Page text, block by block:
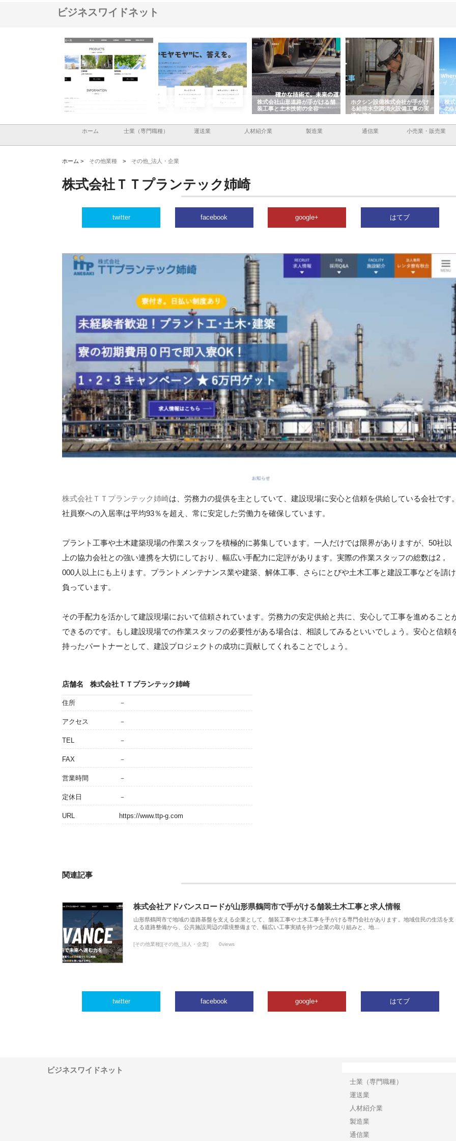
ビジネスワイドネット
みを徹底解説
株式会社山形道路が手がける舗
ホクシン設備株式会社が手がけ
る給排水空調消火設備工事の実
績と強み
株式会社東京シー・エム・シー
のGISインフラ管理システム導
入メリット
株
か
由
ホーム 士業（専門職種） 運送業 人材紹介業 製造業 通信業 小売業・販売業
ホーム > その他業種 > その他_法人・企業
株式会社ＴＴプランテック姉崎
twitter facebook google+ はてブ
株式会社ＴＴプランテック姉崎は、労務力の提供を主としていて、建設現場に安心と信頼を供給している会社です。
社員寮への入居率は平均93％を超え、常に安定した労働力を確保しています。
プラント工事や土木建築現場の作業スタッフを積極的に募集しています。一人だけでは限界がありますが、50社以
上の協力会社との強い連携を大切にしており、幅広い手配力に定評があります。実際の作業スタッフの総数は2，
000人以上にも上ります。プラントメンテナンス業や建築、解体工事、さらにとびや土木工事と建設工事などを請け
負っています。
その手配力を活かして建設現場において信頼されています。労務力の安定供給と共に、安心して工事を進めること
できるのです。もし建設現場での作業スタッフの必要性がある場合は、相談してみるといいでしょう。安心と信頼
持ったパートナーとして、建設プロジェクトの成功に貢献してくれることでしょう。
店舗名 株式会社ＴＴプランテック姉崎
住所 －
アクセス －
TEL －
FAX －
営業時間 －
定休日 －
URL https://www.ttp-g.com
関連記事
株式会社アドバンスロードが山形県鶴岡市で手がける舗装土木工事と求人情報
山形県鶴岡市で地域の道路基盤を支える企業として、舗装工事や土木工事を手がける専門会社があります。地域住民の生活を支
える道路整備から、公共施設周辺の環境整備まで、幅広い工事実績を持つ企業の取り組みと、地…
[その他業種][その他_法人・企業] 0views
twitter facebook google+ はてブ
ビジネスワイドネット
士業（専門職種）
運送業
人材紹介業
製造業
通信業